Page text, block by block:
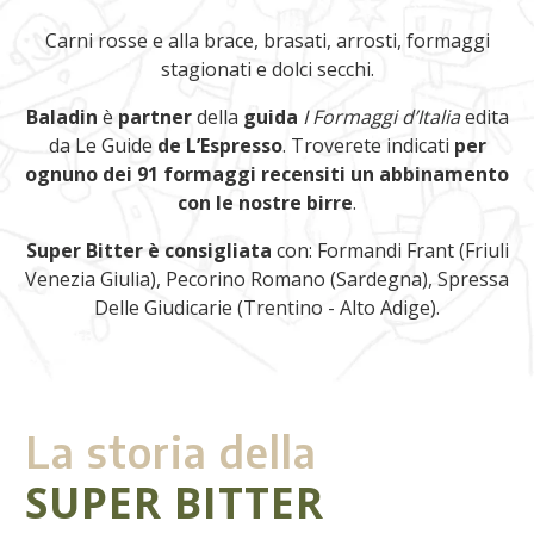
Carni rosse e alla brace, brasati, arrosti, formaggi
stagionati e dolci secchi.
Baladin è partnerdella guida I Formaggi d’Italiaedita
da Le Guide de L’Espresso. Troverete indicati per
ognuno dei 91 formaggi recensiti un abbinamento
con le nostre birre.
Super Bitter è consigliata con: Formandi Frant (Friuli
Venezia Giulia), Pecorino Romano (Sardegna), Spressa
Delle Giudicarie (Trentino - Alto Adige).
La storia della
SUPER BITTER